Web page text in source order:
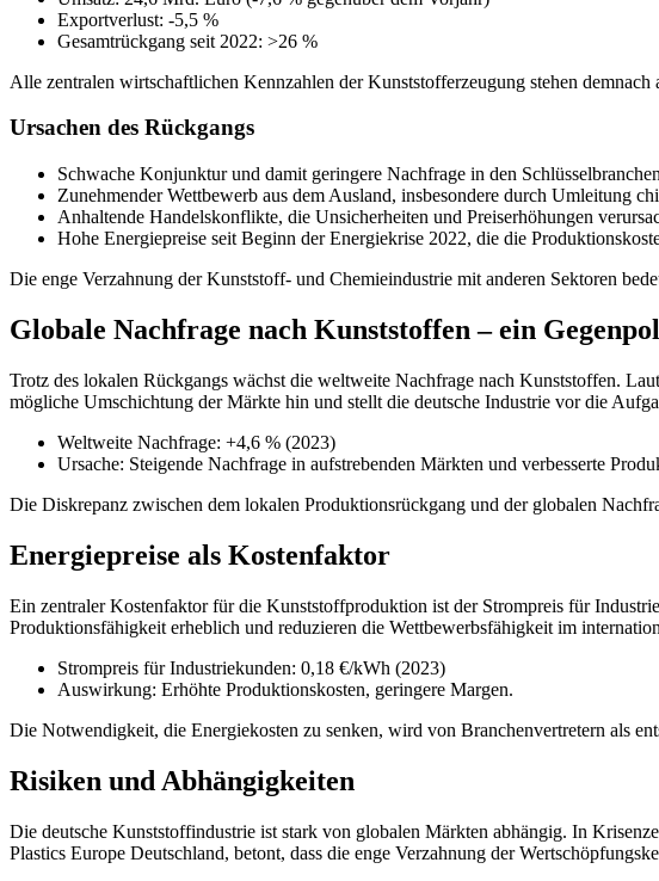
Exportverlust: -5,5 %
Gesamtrückgang seit 2022: >26 %
Alle zentralen wirtschaftlichen Kennzahlen der Kunststofferzeugung stehen
Ursachen des Rückgangs
Schwache Konjunktur und damit geringere Nachfrage in den
Zunehmender Wettbewerb aus dem Ausland, insbesondere durch Umleitung
Anhaltende Handelskonflikte, die Unsicherheiten und Preiserhöhungen
Hohe Energiepreise seit Beginn der Energiekrise 2022, die die
Die enge Verzahnung der Kunststoff- und Chemieindustrie mit anderen Sektoren
Globale Nachfrage nach Kunststoffen – ein Gegenpol
Trotz des lokalen Rückgangs wächst die weltweite Nachfrage nach Kunststoffen.
mögliche Umschichtung der Märkte hin und stellt die deutsche Industrie vor die
Weltweite Nachfrage: +4,6 % (2023)
Ursache: Steigende Nachfrage in aufstrebenden Märkten und verbesserte
Die Diskrepanz zwischen dem lokalen Produktionsrückgang und der globalen
Energiepreise als Kostenfaktor
Ein zentraler Kostenfaktor für die Kunststoffproduktion ist der Strompreis für
Produktionsfähigkeit erheblich und reduzieren die Wettbewerbsfähigkeit im
Strompreis für Industriekunden: 0,18 €/kWh (2023)
Auswirkung: Erhöhte Produktionskosten, geringere Margen.
Die Notwendigkeit, die Energiekosten zu senken, wird von Branchenvertretern als
Risiken und Abhängigkeiten
Die deutsche Kunststoffindustrie ist stark von globalen Märkten abhängig. In
Plastics Europe Deutschland, betont, dass die enge Verzahnung der